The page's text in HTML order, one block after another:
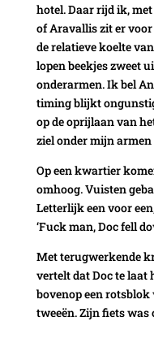
hotel. Daar rijd ik,
of Aravallis zit er
de relatieve koelte
lopen beekjes zweet
onderarmen. Ik bel
timing blijkt
op de oprijlaan van
ziel onder mijn
Op een kwartier
omhoog. Vuisten
Letterlijk een voor
‘Fuck man, Doc fell
Met terugwerkende
vertelt dat Doc te laat
bovenop een
tweeën. Zijn fiets was